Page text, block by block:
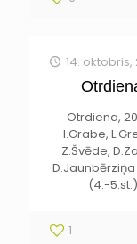
14. oktobris,
Otrdiena,
I.Grabe,
Z.Švēde,
(4.-
1